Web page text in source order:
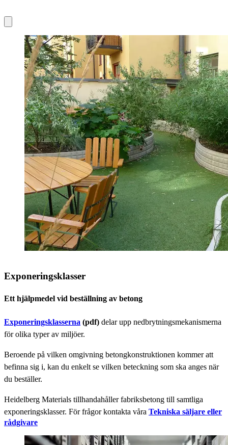
Exponeringsklasser
Ett hjälpmedel vid beställning av betong
Exponeringsklasserna (pdf) delar upp nedbrytningsmekanismerna
för olika typer av miljöer.
Beroende på vilken omgivning betongkonstruktionen kommer att
befinna sig i, kan du enkelt se vilken beteckning som ska anges när
du beställer.
Heidelberg Materials tillhandahåller fabriksbetong till samtliga
exponeringsklasser. För frågor kontakta våra Tekniska säljare eller
rådgivare